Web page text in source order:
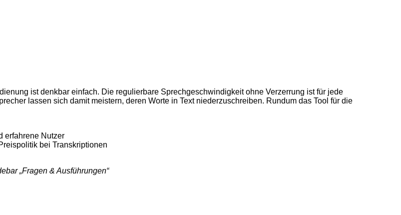
ist denkbar einfach. Die regulierbare Sprechgeschwindigkeit ohne Verzerrung ist für jede
lassen sich damit meistern, deren Worte in Text niederzuschreiben. Rundum das Tool für die
erfahrene Nutzer
bei Transkriptionen
„Fragen & Ausführungen“